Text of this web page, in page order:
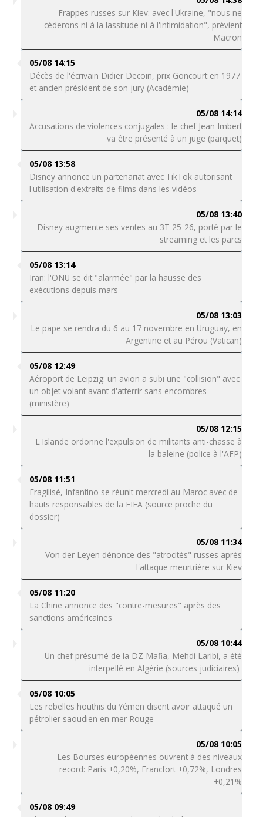
Frappes russes sur Kiev: avec l'Ukraine, "nous ne
céderons ni à la lassitude ni à l'intimidation", prévient
Macron
05/08 14:15
Décès de l'écrivain Didier Decoin, prix Goncourt en 1977
et ancien président de son jury (Académie)
05/08 14:14
Accusations de violences conjugales : le chef Jean Imbert
va être présenté à un juge (parquet)
05/08 13:58
Disney annonce un partenariat avec TikTok autorisant
l'utilisation d'extraits de films dans les vidéos
05/08 13:40
Disney augmente ses ventes au 3T 25-26, porté par le
streaming et les parcs
05/08 13:14
Iran: l'ONU se dit "alarmée" par la hausse des
exécutions depuis mars
05/08 13:03
Le pape se rendra du 6 au 17 novembre en Uruguay, en
Argentine et au Pérou (Vatican)
05/08 12:49
Aéroport de Leipzig: un avion a subi une "collision" avec
un objet volant avant d'atterrir sans encombres
(ministère)
05/08 12:15
L'Islande ordonne l'expulsion de militants anti-chasse à
la baleine (police à l'AFP)
05/08 11:51
Fragilisé, Infantino se réunit mercredi au Maroc avec de
hauts responsables de la FIFA (source proche du
dossier)
05/08 11:34
Von der Leyen dénonce des "atrocités" russes après
l'attaque meurtrière sur Kiev
05/08 11:20
La Chine annonce des "contre-mesures" après des
sanctions américaines
05/08 10:44
Un chef présumé de la DZ Mafia, Mehdi Laribi, a été
interpellé en Algérie (sources judiciaires)
05/08 10:05
Les rebelles houthis du Yémen disent avoir attaqué un
pétrolier saoudien en mer Rouge
05/08 10:05
Les Bourses européennes ouvrent à des niveaux
record: Paris +0,20%, Francfort +0,72%, Londres
+0,21%
05/08 09:49